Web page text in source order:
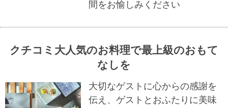
間をお愉しみください
クチコミ大人気のお料理で最上級のおもて
なしを
大切なゲストに心からの感謝を
伝え、ゲストとおふたりに美味